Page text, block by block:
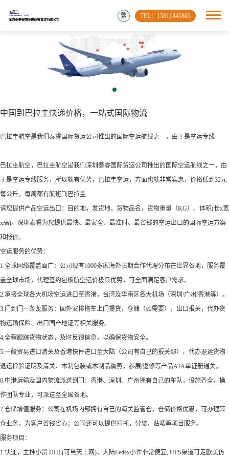
TEL：15811845863
繁
中国到巴拉圭快递价格，一站式国际物流
巴拉圭航空是我们泰睿国际货运公司推出的国际空运航线之一，由于是空运专线
巴拉圭航空，巴拉圭航空是我们深圳泰睿国际货运公司推出的国际空运航线之一，由
于是空运专线服务，所以就有优势，巴拉圭空运，方面也就非常实惠，价格低到32元
每公斤，每周都有航班飞巴拉圭
请您提供产品空运出口：目的地，发货地，货物品名，货物重量（KG）、体积(长x宽
x高)。深圳泰睿为您提供最快、最安全、最准时、最省钱的空运出口的国际空运方案
和报价。
空运服务的优势：
1.全球网络覆盖面广：公司现有1000多家海外长期合作代理分布在世界各地，服务覆
盖全球市场，代理签约包板航空运价极具优势，可全面满足客户需求。
2.承接全球各大机场空运进口至香港，台湾及华南区各大机场（深圳/广州/香港等）。
3.门到门一条龙服务：国外安排拖车上门提货，仓储（如需要），出口报关，代办货
物运输保险、出口国产地证等相关服务。
4.全程跟踪货物状态，及时反馈信息，以确保货物安全。
5.一般贸易进口清关及香港快件进口至大陆（公司有自己的报关部）、代办退运货物
退运检验证明及清关、木制包装或木制品熏蒸，参展/返修等产品ATA单证册通关。
6.中港运输及国内物流派送到门：香港、深圳、广州拥有自己的车队，设施齐全，操
作团队专业，可派送至全国各地。
7.仓储增值服务：公司在机场内部拥有自己的海关监管仓，仓储价格优惠，可办理转
仓业务，为客户省钱省心；公司还可以提供打托，分装，贴唛等项目服务。
服务项目：
1.快递，主推小货 DHL(可当天上网)，大陆Fedex小件非常便宜, UPS渠道可走欧美仿